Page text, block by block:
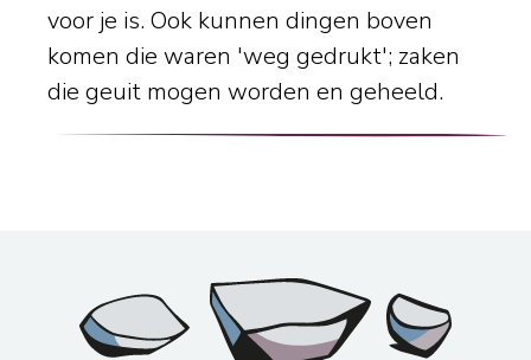
voor je is. Ook kunnen dingen boven
komen die waren 'weg gedrukt'; zaken
die geuit mogen worden en geheeld.